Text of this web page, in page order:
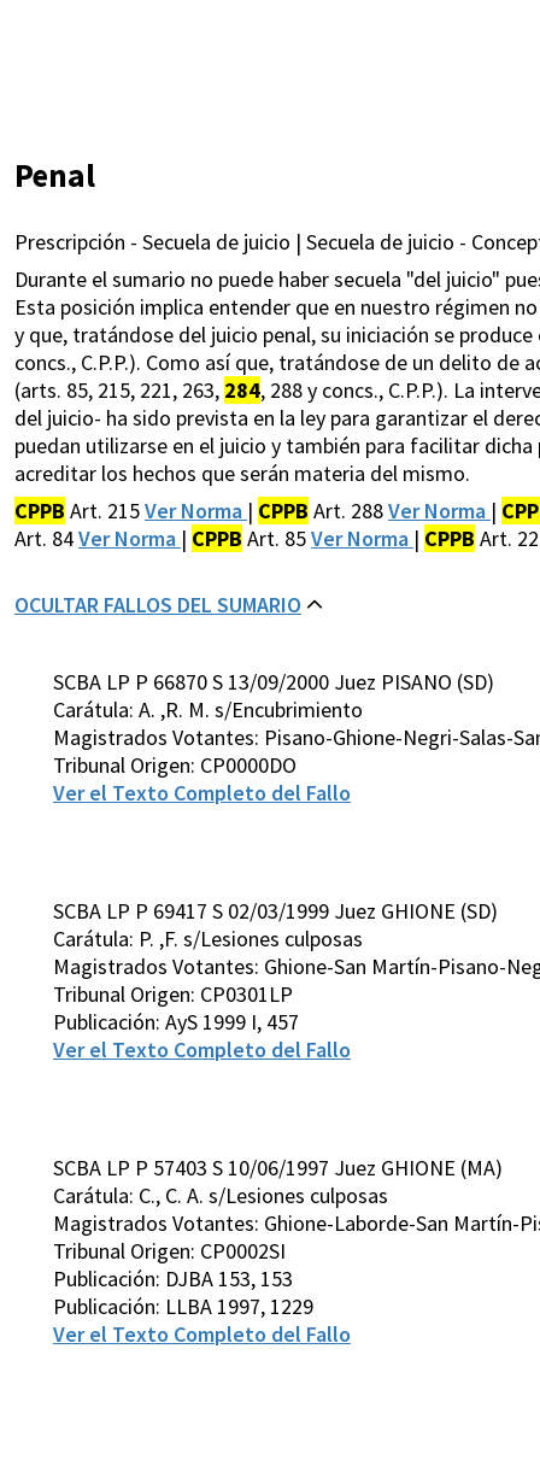
Penal
Prescripción - Secuela de juicio | Secuela de juicio -
Durante el sumario no puede haber secuela "del juicio"
Esta posición implica entender que en nuestro régimen
y que, tratándose del juicio penal, su iniciación se
concs., C.P.P.). Como así que, tratándose de un delito de
(arts. 85, 215, 221, 263, 284, 288 y concs., C.P.P.). La
del juicio- ha sido prevista en la ley para garantizar el
puedan utilizarse en el juicio y también para facilitar
acreditar los hechos que serán materia del mismo.
CPPB Art. 215Ver Norma | CPPB Art. 288Ver Norma |
Art. 84Ver Norma | CPPB Art. 85Ver Norma | CPPB Art.
OCULTAR FALLOS DEL SUMARIO
SCBA LP P 66870 S 13/09/2000 Juez PISANO (SD)
Carátula: A. ,R. M. s/Encubrimiento
Magistrados Votantes: Pisano-Ghione-Negri-Salas-
Tribunal Origen: CP0000DO
Ver el Texto Completo del Fallo
SCBA LP P 69417 S 02/03/1999 Juez GHIONE (SD)
Carátula: P. ,F. s/Lesiones culposas
Magistrados Votantes: Ghione-San Martín-Pisano-
Tribunal Origen: CP0301LP
Publicación: AyS 1999 I, 457
Ver el Texto Completo del Fallo
SCBA LP P 57403 S 10/06/1997 Juez GHIONE (MA)
Carátula: C., C. A. s/Lesiones culposas
Magistrados Votantes: Ghione-Laborde-San Martín-
Tribunal Origen: CP0002SI
Publicación: DJBA 153, 153
Publicación: LLBA 1997, 1229
Ver el Texto Completo del Fallo